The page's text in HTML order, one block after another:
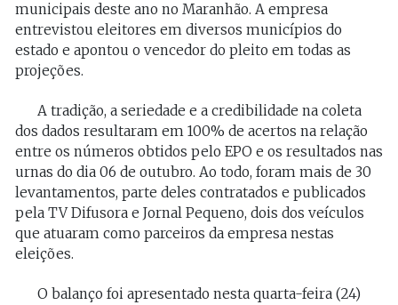
municipais deste ano no Maranhão. A empresa
entrevistou eleitores em diversos municípios do
estado e apontou o vencedor do pleito em todas as
projeções.
A tradição, a seriedade e a credibilidade na coleta
dos dados resultaram em 100% de acertos na relação
entre os números obtidos pelo EPO e os resultados nas
urnas do dia 06 de outubro. Ao todo, foram mais de 30
levantamentos, parte deles contratados e publicados
pela TV Difusora e Jornal Pequeno, dois dos veículos
que atuaram como parceiros da empresa nestas
eleições.
O balanço foi apresentado nesta quarta-feira (24)